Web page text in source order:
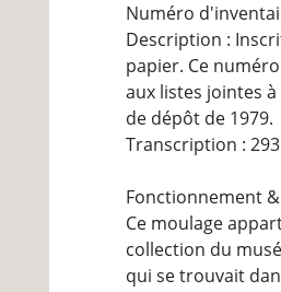
Numéro
Description :
papier. Ce
aux listes jointes
de dépôt de 1979.
Transcription : 293
Fonctionnement
Ce moulage
collection du
qui se trouvait